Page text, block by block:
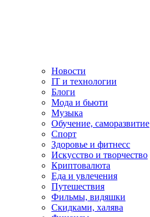
Новости
IT и технологии
Блоги
Мода и бьюти
Музыка
Обучение, саморазвитие
Спорт
Здоровье и фитнесс
Искусство и творчество
Криптовалюта
Еда и увлечения
Путешествия
Фильмы, видяшки
Скидками, халява